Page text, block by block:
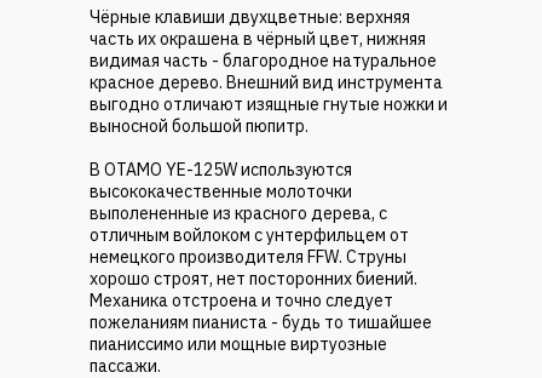
Чёрные клавиши двухцветные: верхняя
часть их окрашена в чёрный цвет, нижняя
видимая часть - благородное натуральное
красное дерево. Внешний вид инструмента
выгодно отличают изящные гнутые ножки и
выносной большой пюпитр.
В OTAMO YE-125W используются
высококачественные молоточки
выполененные из красного дерева, с
отличным войлоком с унтерфильцем от
немецкого производителя FFW. Струны
хорошо строят, нет посторонних биений.
Механика отстроена и точно следует
пожеланиям пианиста - будь то тишайшее
пианиссимо или мощные виртуозные
пассажи.